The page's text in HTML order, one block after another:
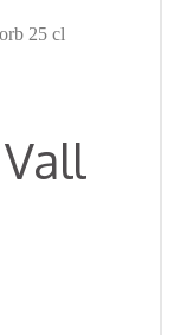
25 cl